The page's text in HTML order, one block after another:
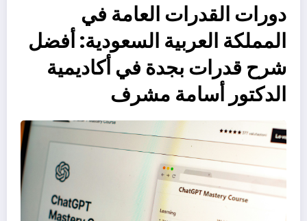
دورات القدرات العامة في
المملكة العربية السعودية: أفضل
شرح قدرات بجدة في أكاديمية
الدكتور أسامة مشرف